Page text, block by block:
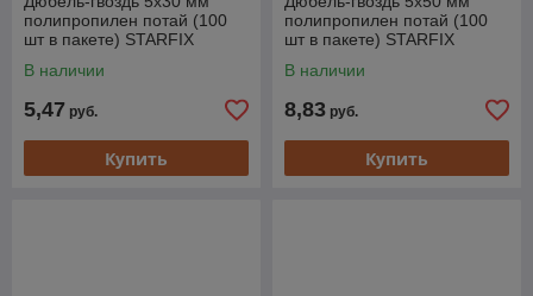
полипропилен потай (100
шт в пакете) STARFIX
В наличии
5,47 руб.
Купить
полипропилен потай (100
шт в пакете) STARFIX
В наличии
8,83 руб.
Купить